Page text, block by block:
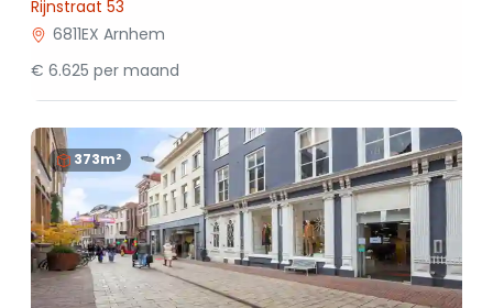
Rijnstraat 53
6811EX Arnhem
€ 6.625 per maand
373m²